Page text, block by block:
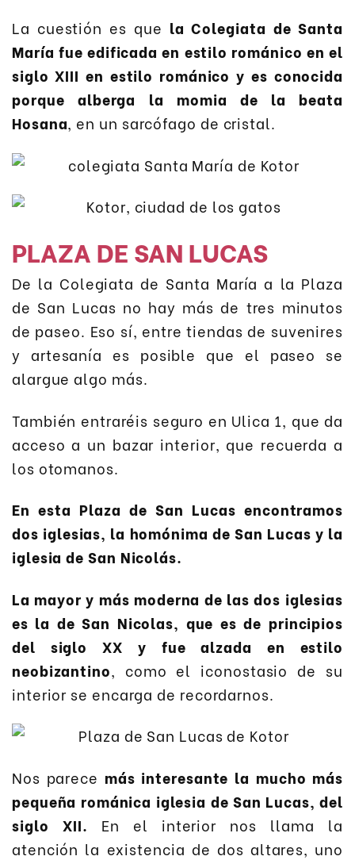
La cuestión es que la Colegiata de Santa
María fue edificada en estilo románico en el
siglo XIII en estilo románico y es conocida
porque alberga la momia de la beata
Hosana, en un sarcófago de cristal.
PLAZA DE SAN LUCAS
De la Colegiata de Santa María a la Plaza
de San Lucas no hay más de tres minutos
de paseo. Eso sí, entre tiendas de suvenires
y artesanía es posible que el paseo se
alargue algo más.
También entraréis seguro en Ulica 1, que da
acceso a un bazar interior, que recuerda a
los otomanos.
En esta Plaza de San Lucas encontramos
dos iglesias, la homónima de San Lucas y la
iglesia de San Nicolás.
La mayor y más moderna de las dos iglesias
es la de San Nicolas, que es de principios
del siglo XX y fue alzada en estilo
neobizantino, como el iconostasio de su
interior se encarga de recordarnos.
Nos parece más interesante la mucho más
pequeña románica iglesia de San Lucas, del
siglo XII. En el interior nos llama la
atención la existencia de dos altares, uno